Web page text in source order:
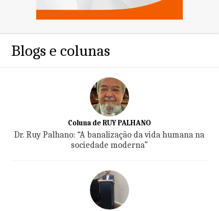
Blogs e colunas
Coluna de RUY PALHANO
Dr. Ruy Palhano: “A banalização da vida humana na
sociedade moderna”